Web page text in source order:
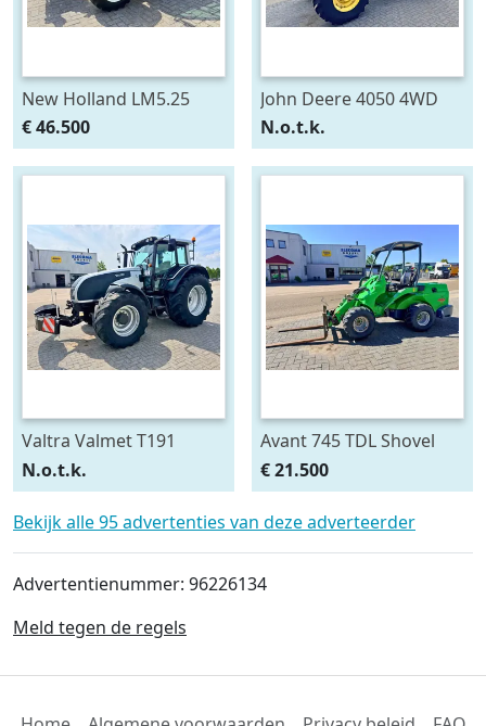
New Holland LM5.25
Verreiker
€ 46.500
John Deere 4050 4WD
N.o.t.k.
Valtra Valmet T191
HiTech
N.o.t.k.
Avant 745 TDL Shovel
€ 21.500
Bekijk alle 95 advertenties van deze adverteerder
Advertentienummer: 96226134
Meld tegen de regels